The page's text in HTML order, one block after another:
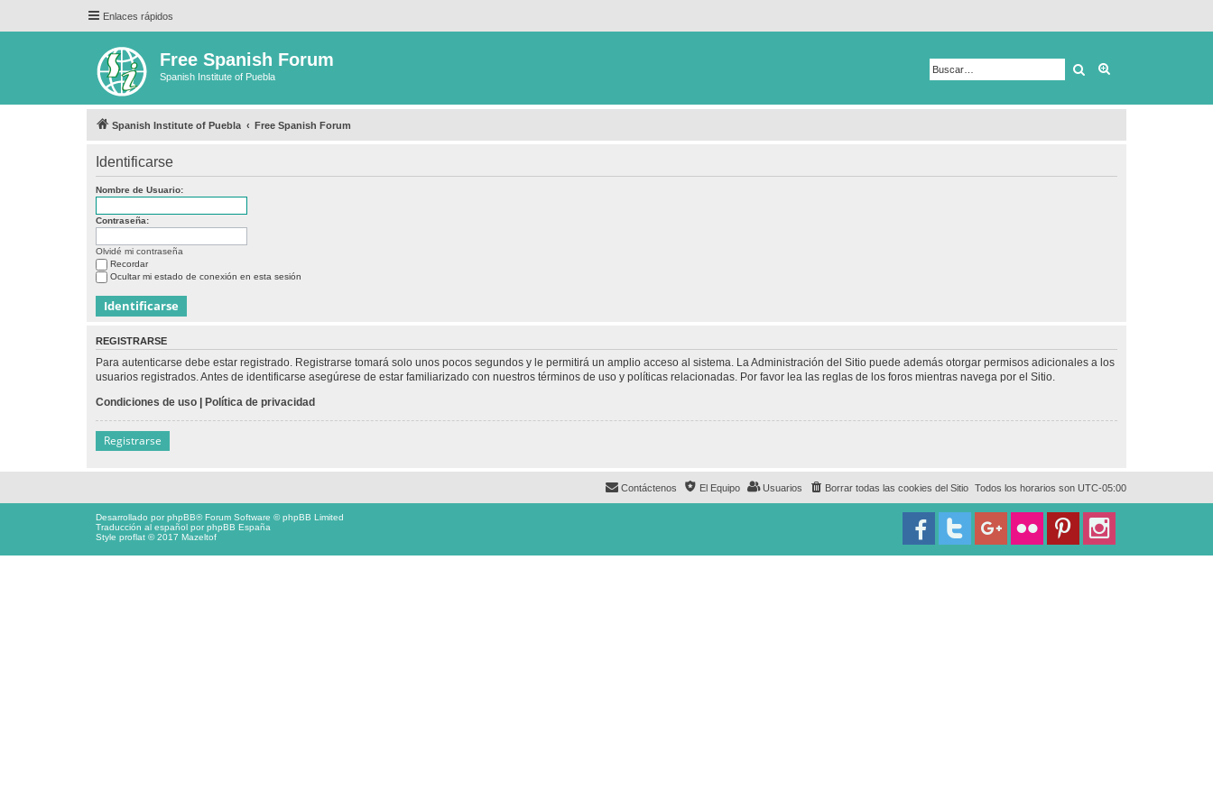
Enlaces rápidos
Free Spanish Forum
Spanish Institute of Puebla Buscar
Spanish Institute of Puebla Free Spanish Forum
Identificarse
Nombre de Usuario:
Contraseña:
Olvidé mi contraseña
Recordar
Ocultar mi estado de conexión en esta sesión
REGISTRARSE
Para autenticarse debe estar registrado. Registrarse tomará solo unos pocos segundos y le permitirá un amplio acceso al sistema. La Administración del Sitio puede además otorgar permisos adicionales a los
usuarios registrados. Antes de identificarse asegúrese de estar familiarizado con nuestros términos de uso y políticas relacionadas. Por favor lea las reglas de los foros mientras navega por el Sitio.
Condiciones de uso | Política de privacidad
Registrarse
Todos los horarios son UTC-05:00
Borrar todas las cookies del Sitio
Usuarios
El Equipo
Contáctenos
Desarrollado porphpBB® Forum Software © phpBB Limited
Traducción al español porphpBB España
Style proflat © 2017 Mazeltof